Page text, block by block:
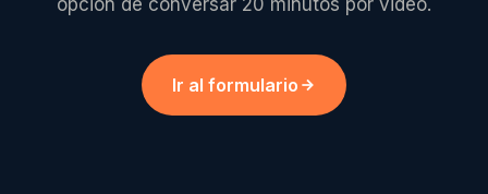
opción de conversar 20 minutos por video.
Ir al formulario